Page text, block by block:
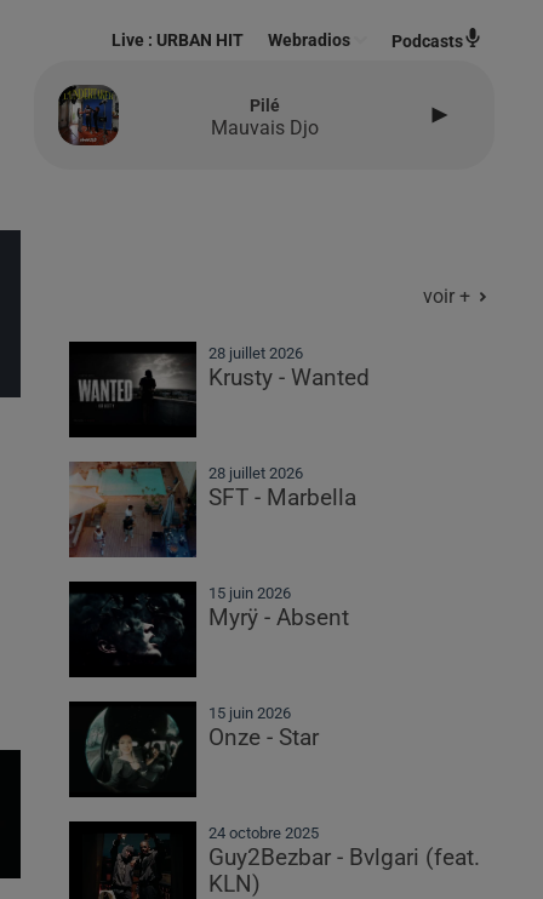
Live : URBAN HIT Webradios Podcasts
Pilé
Mauvais Djo
voir +
28 juillet 2026
Krusty - Wanted
28 juillet 2026
SFT - Marbella
15 juin 2026
Myrÿ - Absent
15 juin 2026
Onze - Star
24 octobre 2025
Guy2Bezbar - Bvlgari (feat.
KLN)